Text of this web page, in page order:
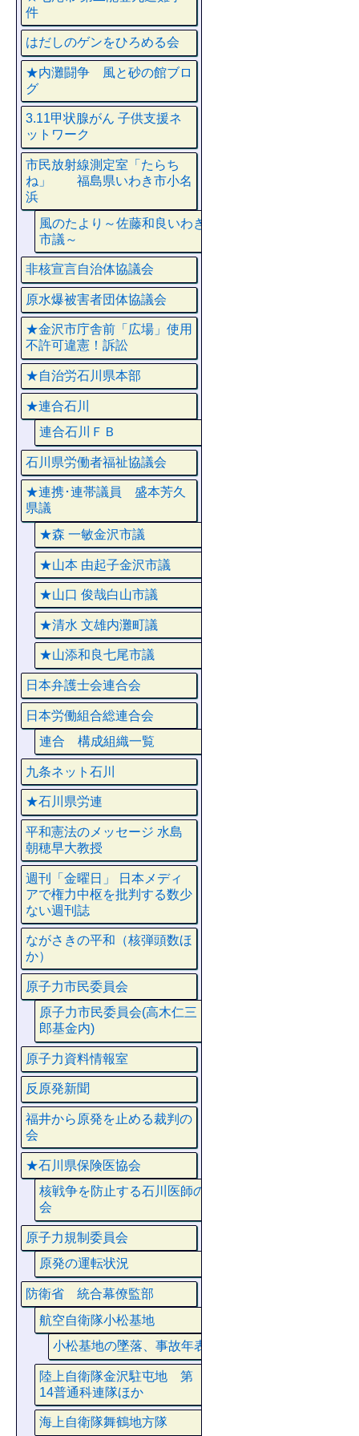
件
はだしのゲンをひろめる会
★内灘闘争 風と砂の館ブロ
グ
3.11甲状腺がん 子供支援ネ
ットワーク
市民放射線測定室「たらち
ね」 福島県いわき市小名
浜
風のたより～佐藤和良いわき
市議～
非核宣言自治体協議会
原水爆被害者団体協議会
★金沢市庁舎前「広場」使用
不許可違憲！訴訟
★自治労石川県本部
★連合石川
連合石川ＦＢ
石川県労働者福祉協議会
★連携･連帯議員 盛本芳久
県議
★森 一敏金沢市議
★山本 由起子金沢市議
★山口 俊哉白山市議
★清水 文雄内灘町議
★山添和良七尾市議
日本弁護士会連合会
日本労働組合総連合会
連合 構成組織一覧
九条ネット石川
★石川県労連
平和憲法のメッセージ 水島
朝穂早大教授
週刊「金曜日」 日本メディ
アで権力中枢を批判する数少
ない週刊誌
ながさきの平和（核弾頭数ほ
か）
原子力市民委員会
原子力市民委員会(高木仁三
郎基金内)
原子力資料情報室
反原発新聞
福井から原発を止める裁判の
会
★石川県保険医協会
核戦争を防止する石川医師の
会
原子力規制委員会
原発の運転状況
防衛省 統合幕僚監部
航空自衛隊小松基地
小松基地の墜落、事故年表
陸上自衛隊金沢駐屯地 第
14普通科連隊ほか
海上自衛隊舞鶴地方隊